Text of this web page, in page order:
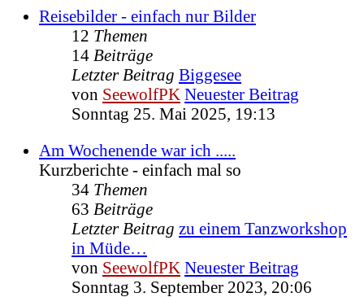
Reisebilder - einfach nur Bilder
12 Themen
14 Beiträge
Letzter Beitrag Biggesee
von SeewolfPK Neuester Beitrag
Sonntag 25. Mai 2025, 19:13
Am Wochenende war ich .....
Kurzberichte - einfach mal so
34 Themen
63 Beiträge
Letzter Beitrag zu einem Tanzworkshop
in Müde…
von SeewolfPK Neuester Beitrag
Sonntag 3. September 2023, 20:06